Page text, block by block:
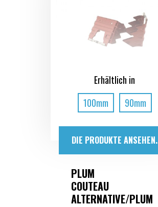
Erhältlich in
100mm
90mm
DIE PRODUKTE ANSEHEN.
PLUM
COUTEAU
ALTERNATIVE/PLUM